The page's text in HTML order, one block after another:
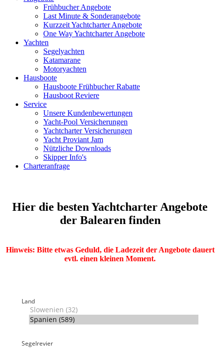
Frühbucher Angebote
Last Minute & Sonderangebote
Kurzzeit Yachtcharter Angebote
One Way Yachtcharter Angebote
Yachten
Segelyachten
Katamarane
Motoryachten
Hausboote
Hausboote Frühbucher Rabatte
Hausboot Reviere
Service
Unsere Kundenbewertungen
Yacht-Pool Versicherungen
Yachtcharter Versicherungen
Yacht Proviant Jam
Nützliche Downloads
Skipper Info's
Charteranfrage
Hier die besten Yachtcharter Angebote
der Balearen finden
Hinweis: Bitte etwas Geduld, die Ladezeit der Angebote dauert
evtl. einen kleinen Moment.